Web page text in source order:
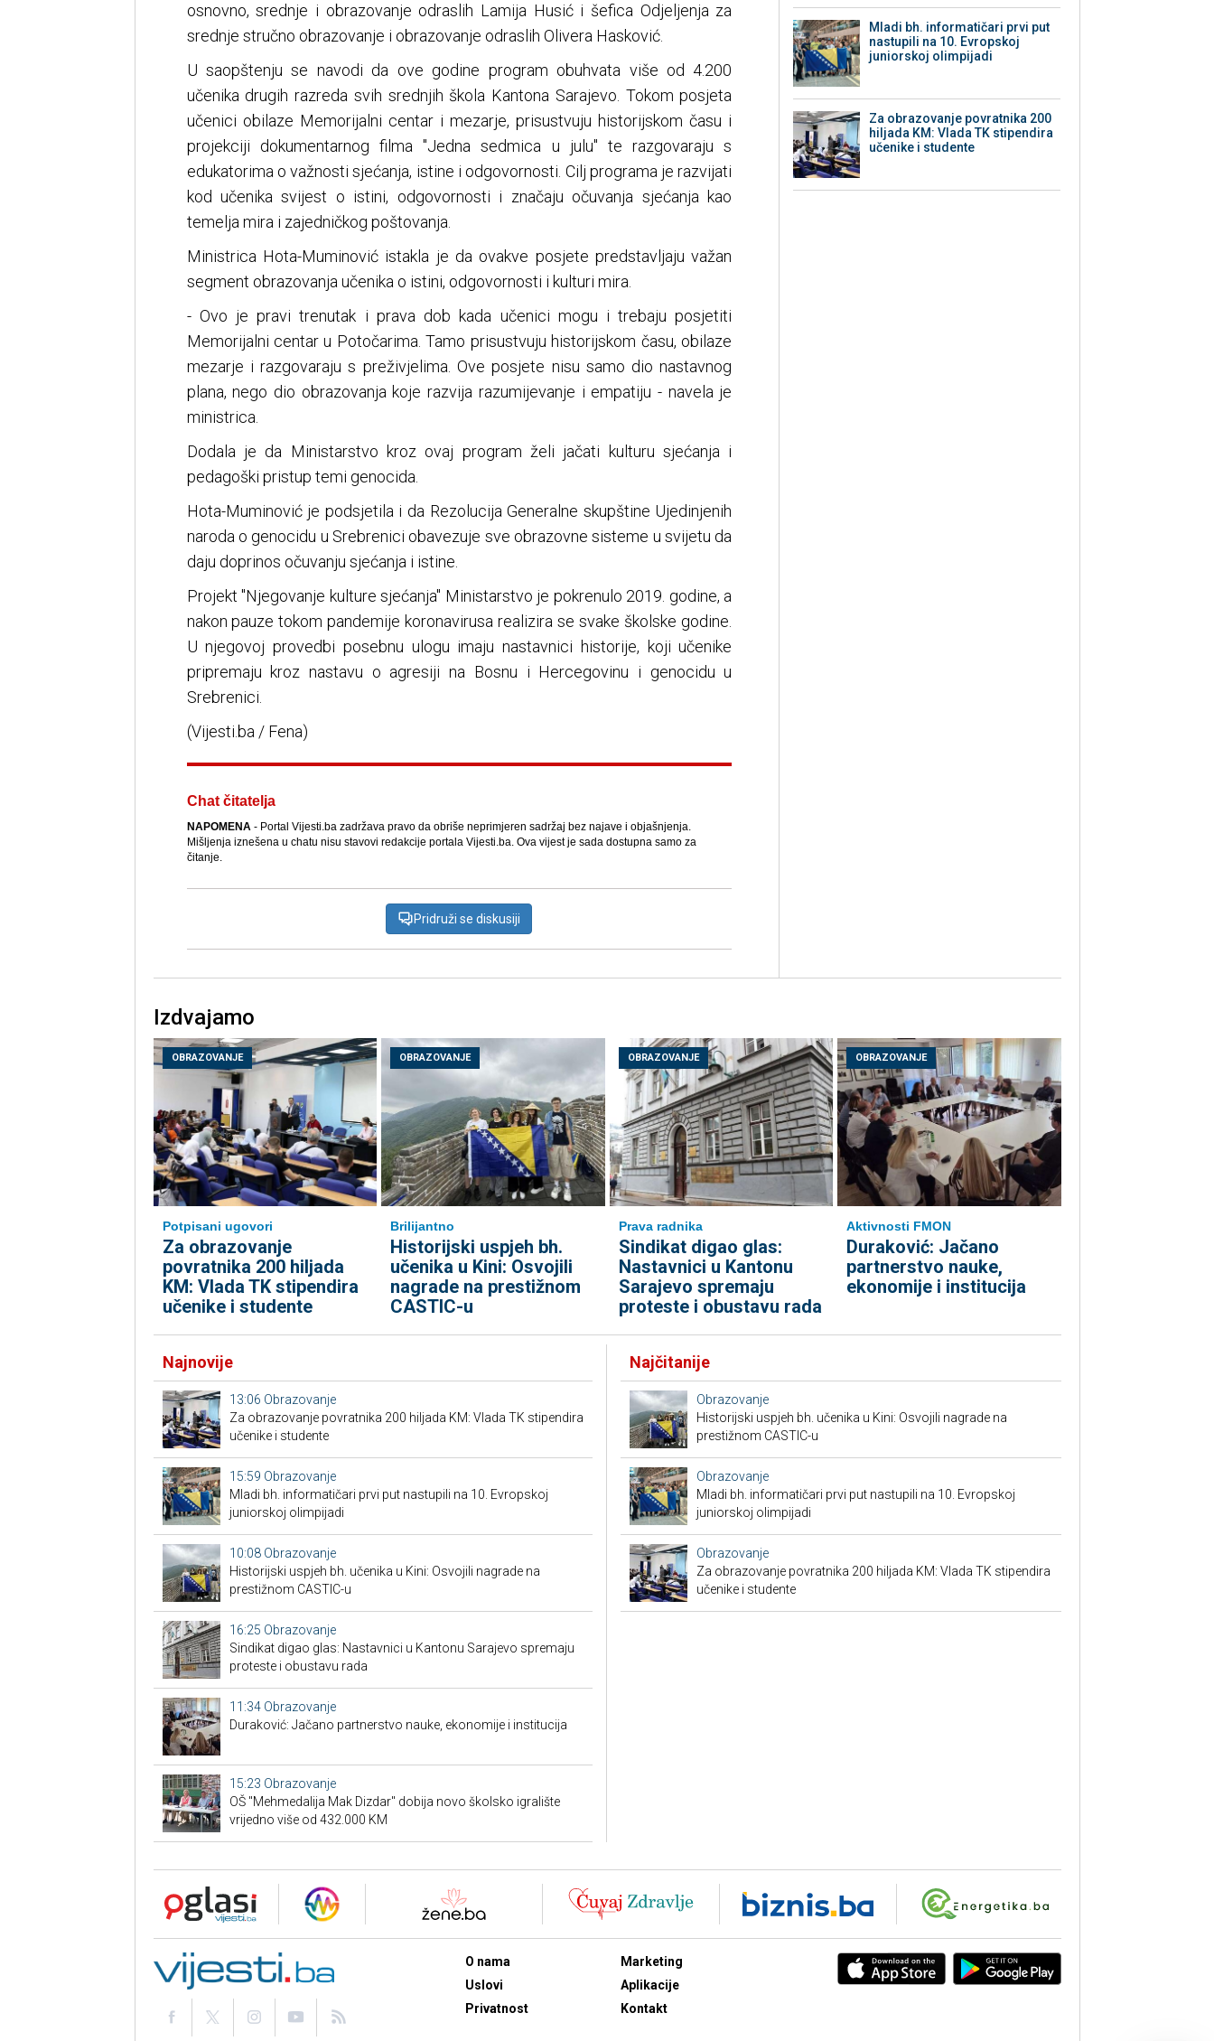
osnovno, srednje i obrazovanje odraslih Lamija Husić i šefica Odjeljenja za
srednje stručno obrazovanje i obrazovanje odraslih Olivera Hasković.
U saopštenju se navodi da ove godine program obuhvata više od 4.200
učenika drugih razreda svih srednjih škola Kantona Sarajevo. Tokom posjeta
učenici obilaze Memorijalni centar i mezarje, prisustvuju historijskom času i
projekciji dokumentarnog filma "Jedna sedmica u julu" te razgovaraju s
edukatorima o važnosti sjećanja, istine i odgovornosti. Cilj programa je razvijati
kod učenika svijest o istini, odgovornosti i značaju očuvanja sjećanja kao
temelja mira i zajedničkog poštovanja.
Ministrica Hota-Muminović istakla je da ovakve posjete predstavljaju važan
segment obrazovanja učenika o istini, odgovornosti i kulturi mira.
- Ovo je pravi trenutak i prava dob kada učenici mogu i trebaju posjetiti
Memorijalni centar u Potočarima. Tamo prisustvuju historijskom času, obilaze
mezarje i razgovaraju s preživjelima. Ove posjete nisu samo dio nastavnog
plana, nego dio obrazovanja koje razvija razumijevanje i empatiju - navela je
ministrica.
Dodala je da Ministarstvo kroz ovaj program želi jačati kulturu sjećanja i
pedagoški pristup temi genocida.
Hota-Muminović je podsjetila i da Rezolucija Generalne skupštine Ujedinjenih
naroda o genocidu u Srebrenici obavezuje sve obrazovne sisteme u svijetu da
daju doprinos očuvanju sjećanja i istine.
Projekt "Njegovanje kulture sjećanja" Ministarstvo je pokrenulo 2019. godine, a
nakon pauze tokom pandemije koronavirusa realizira se svake školske godine.
U njegovoj provedbi posebnu ulogu imaju nastavnici historije, koji učenike
pripremaju kroz nastavu o agresiji na Bosnu i Hercegovinu i genocidu u
Srebrenici.
(Vijesti.ba / Fena)
Chat čitatelja
NAPOMENA- Portal Vijesti.ba zadržava pravo da obriše neprimjeren sadržaj bez najave i objašnjenja.
Mišljenja iznešena u chatu nisu stavovi redakcije portala Vijesti.ba. Ova vijest je sada dostupna samo za
čitanje.
Pridruži se diskusiji
Mladi bh. informatičari prvi put
nastupili na 10. Evropskoj
juniorskoj olimpijadi
Za obrazovanje povratnika 200
hiljada KM: Vlada TK stipendira
učenike i studente
Izdvajamo
OBRAZOVANJE
Potpisani ugovori
Za obrazovanje
povratnika 200 hiljada
KM: Vlada TK stipendira
učenike i studente
OBRAZOVANJE
Brilijantno
Historijski uspjeh bh.
učenika u Kini: Osvojili
nagrade na prestižnom
CASTIC-u
OBRAZOVANJE
Prava radnika
Sindikat digao glas:
Nastavnici u Kantonu
Sarajevo spremaju
proteste i obustavu rada
OBRAZOVANJE
Aktivnosti FMON
Duraković: Jačano
partnerstvo nauke,
ekonomije i institucija
Najnovije
13:06 Obrazovanje
Za obrazovanje povratnika 200 hiljada KM: Vlada TK stipendira
učenike i studente
15:59 Obrazovanje
Mladi bh. informatičari prvi put nastupili na 10. Evropskoj
juniorskoj olimpijadi
10:08 Obrazovanje
Historijski uspjeh bh. učenika u Kini: Osvojili nagrade na
prestižnom CASTIC-u
16:25 Obrazovanje
Sindikat digao glas: Nastavnici u Kantonu Sarajevo spremaju
proteste i obustavu rada
11:34 Obrazovanje
Duraković: Jačano partnerstvo nauke, ekonomije i institucija
15:23 Obrazovanje
OŠ "Mehmedalija Mak Dizdar" dobija novo školsko igralište
vrijedno više od 432.000 KM
Najčitanije
Obrazovanje
Historijski uspjeh bh. učenika u Kini: Osvojili nagrade na
prestižnom CASTIC-u
Obrazovanje
Mladi bh. informatičari prvi put nastupili na 10. Evropskoj
juniorskoj olimpijadi
Obrazovanje
Za obrazovanje povratnika 200 hiljada KM: Vlada TK stipendira
učenike i studente
O nama
Uslovi
Privatnost
Marketing
Aplikacije
Kontakt